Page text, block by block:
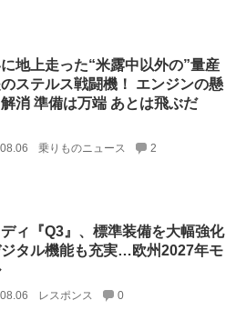
地上走った“米露中以外の”量産
ステルス戦闘機！ エンジンの懸
消 準備は万端 あとは飛ぶだ
乗りものニュース 2
ィ『Q3』、標準装備を大幅強化
ジタル機能も充実…欧州2027年モ
レスポンス 0